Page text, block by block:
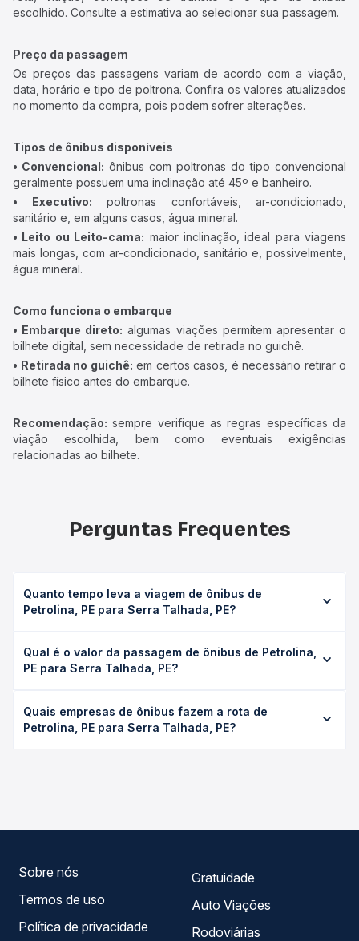
escolhido. Consulte a estimativa ao selecionar sua passagem.
Preço da passagem
Os preços das passagens variam de acordo com a viação,
data, horário e tipo de poltrona. Confira os valores atualizados
no momento da compra, pois podem sofrer alterações.
Tipos de ônibus disponíveis
• Convencional: ônibus com poltronas do tipo convencional
geralmente possuem uma inclinação até 45º e banheiro.
• Executivo: poltronas confortáveis, ar-condicionado,
sanitário e, em alguns casos, água mineral.
• Leito ou Leito-cama: maior inclinação, ideal para viagens
mais longas, com ar-condicionado, sanitário e, possivelmente,
água mineral.
Como funciona o embarque
• Embarque direto: algumas viações permitem apresentar o
bilhete digital, sem necessidade de retirada no guichê.
• Retirada no guichê: em certos casos, é necessário retirar o
bilhete físico antes do embarque.
Recomendação: sempre verifique as regras específicas da
viação escolhida, bem como eventuais exigências
relacionadas ao bilhete.
Perguntas Frequentes
Quanto tempo leva a viagem de ônibus de
Petrolina, PE para Serra Talhada, PE?
PE leva em média 6h, podendo variar conforme a viação,
o tipo de serviço (convencional, executivo ou leito) e as
opção na data desejada.
Qual é o valor da passagem de ônibus de Petrolina,
PE para Serra Talhada, PE?
Serra Talhada, PE custa em média R$ 169,70 e varia
conforme a data da viagem, a empresa, o tipo de poltrona
Quais empresas de ônibus fazem a rota de
Petrolina, PE para Serra Talhada, PE?
Sobre nós
Termos de uso
Política de privacidade
Gratuidade
Auto Viações
Rodoviárias